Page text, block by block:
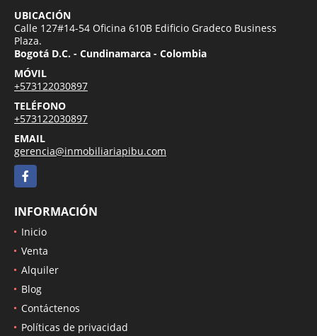
UBICACIÓN
Calle 127#14-54 Oficina 610B Edificio Gradeco Business
Plaza.
Bogotá D.C. - Cundinamarca - Colombia
MÓVIL
+573122030897
TELÉFONO
+573122030897
EMAIL
gerencia@inmobiliariapibu.com
Facebook
INFORMACIÓN
Inicio
Venta
Alquiler
Blog
Contáctenos
Políticas de privacidad